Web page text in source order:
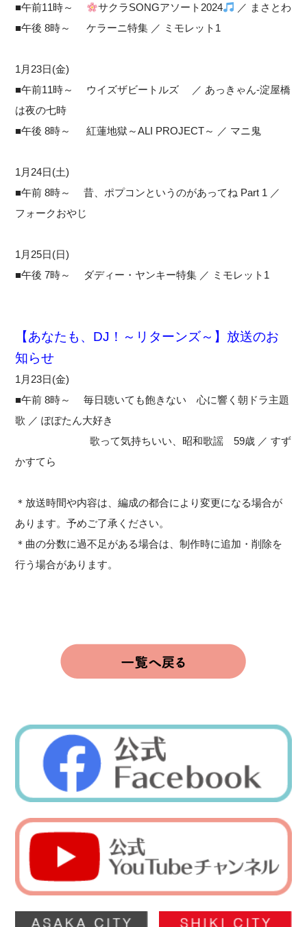
■午前11時～ サクラSONGアソート2024 ／ まさとわ
■午後 8時～ ケラーニ特集 ／ ミモレット1
1月23日(金)
■午前11時～ ウイズザビートルズ ／ あっきゃん-淀屋橋
は夜の七時
■午後 8時～ 紅蓮地獄～ALI PROJECT～ ／ マニ鬼
1月24日(土)
■午前 8時～ 昔、ポプコンというのがあってね Part 1 ／
フォークおやじ
1月25日(日)
■午後 7時～ ダディー・ヤンキー特集 ／ ミモレット1
【あなたも、DJ！～リターンズ～】放送のお
知らせ
1月23日(金)
■午前 8時～ 毎日聴いても飽きない 心に響く朝ドラ主題
歌 ／ ぽぽたん大好き
歌って気持ちいい、昭和歌謡 59歳 ／ すず
かすてら
＊放送時間や内容は、編成の都合により変更になる場合が
あります。予めご了承ください。
＊曲の分数に過不足がある場合は、制作時に追加・削除を
行う場合があります。